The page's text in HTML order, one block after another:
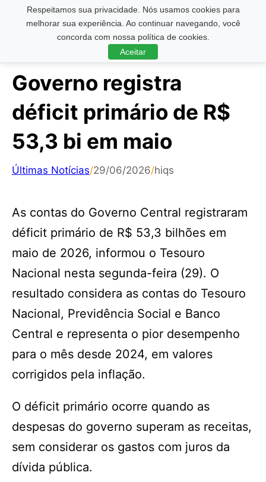
Respeitamos sua privacidade. Nós usamos cookies para
melhorar sua experiência. Ao continuar navegando, você
concorda com nossa política de cookies.
Aceitar
Pesquisar ...
Governo registra
déficit primário de R$
53,3 bi em maio
Últimas Notícias/29/06/2026/hiqs
As contas do Governo Central registraram
déficit primário de R$ 53,3 bilhões em
maio de 2026, informou o Tesouro
Nacional nesta segunda-feira (29). O
resultado considera as contas do Tesouro
Nacional, Previdência Social e Banco
Central e representa o pior desempenho
para o mês desde 2024, em valores
corrigidos pela inflação.
O déficit primário ocorre quando as
despesas do governo superam as receitas,
sem considerar os gastos com juros da
dívida pública.